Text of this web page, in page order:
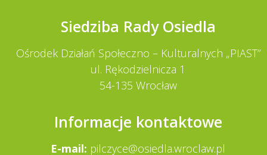
Siedziba Rady Osiedla
Ośrodek Działań Społeczno – Kulturalnych „PIAST”
ul. Rękodzielnicza 1
54-135 Wrocław
Informacje kontaktowe
E-mail: pilczyce@osiedla.wroclaw.pl